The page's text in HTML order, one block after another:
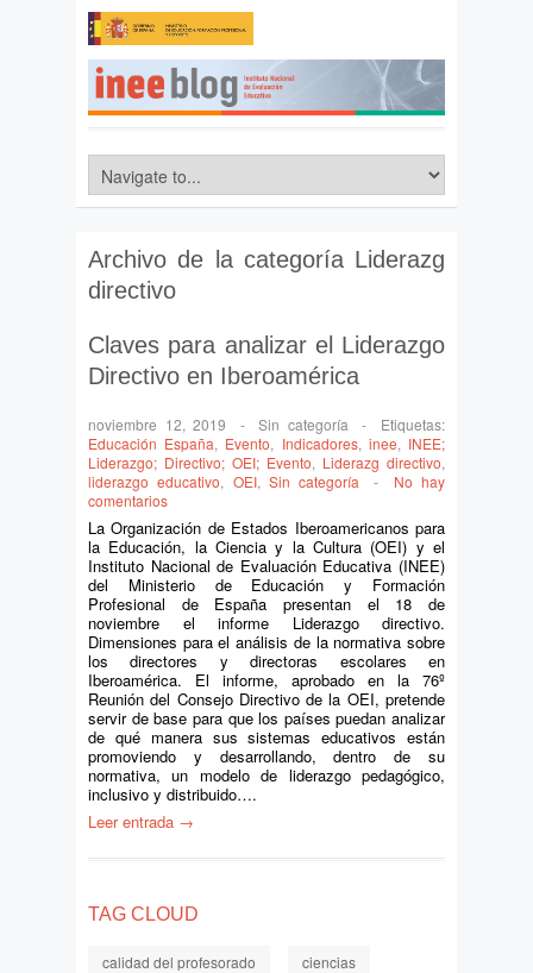
Archivo de la categoría Liderazg
directivo
Claves para analizar el Liderazgo
Directivo en Iberoamérica
noviembre 12, 2019 - Sin categoría -
Etiquetas:
Educación España, Evento, Indicadores, inee, INEE;
Liderazgo; Directivo; OEI; Evento, Liderazg directivo,
liderazgo educativo, OEI, Sin categoría -
No hay
comentarios
La Organización de Estados Iberoamericanos para
la Educación, la Ciencia y la Cultura (OEI) y el
Instituto Nacional de Evaluación Educativa (INEE)
del Ministerio de Educación y Formación
Profesional de España presentan el 18 de
noviembre el informe Liderazgo directivo.
Dimensiones para el análisis de la normativa sobre
los directores y directoras escolares en
Iberoamérica. El informe, aprobado en la 76º
Reunión del Consejo Directivo de la OEI, pretende
servir de base para que los países puedan analizar
de qué manera sus sistemas educativos están
promoviendo y desarrollando, dentro de su
normativa, un modelo de liderazgo pedagógico,
inclusivo y distribuido….
Leer entrada →
TAG CLOUD
calidad del profesorado ciencias